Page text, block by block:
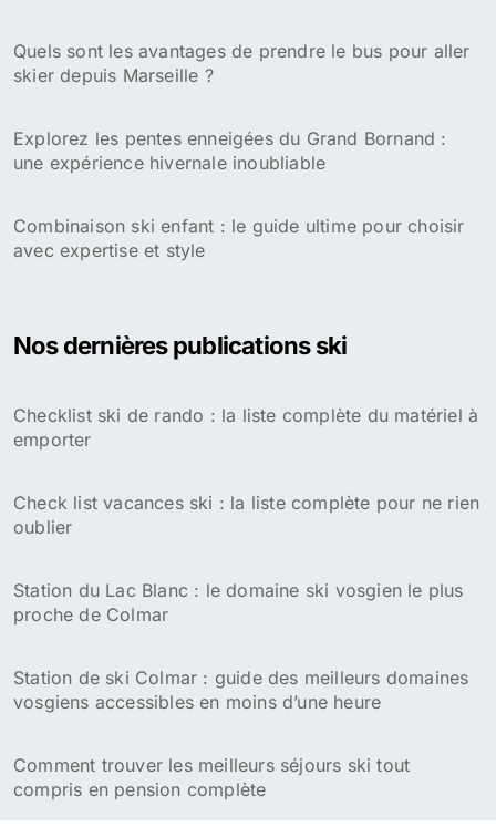
Quels sont les avantages de prendre le bus pour aller
skier depuis Marseille ?
Explorez les pentes enneigées du Grand Bornand :
une expérience hivernale inoubliable
Combinaison ski enfant : le guide ultime pour choisir
avec expertise et style
Nos dernières publications ski
Checklist ski de rando : la liste complète du matériel à
emporter
Check list vacances ski : la liste complète pour ne rien
oublier
Station du Lac Blanc : le domaine ski vosgien le plus
proche de Colmar
Station de ski Colmar : guide des meilleurs domaines
vosgiens accessibles en moins d’une heure
Comment trouver les meilleurs séjours ski tout
compris en pension complète